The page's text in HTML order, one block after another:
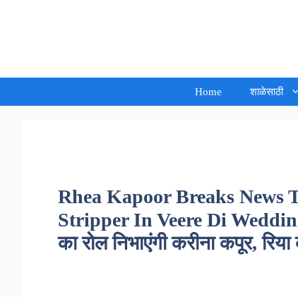
Home शाळेसाठी
Rhea Kapoor Breaks News
Stripper In Veere Di Wedding
का रोल निभाएंगी करीना कपूर,